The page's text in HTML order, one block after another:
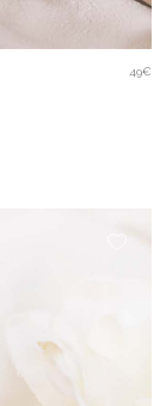
49€